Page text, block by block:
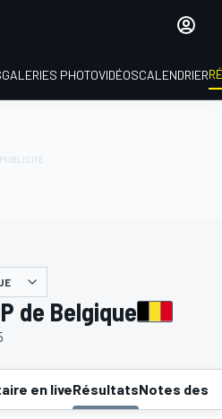
GALERIES PHOTOVIDÉOSCALENDRIER
de Belgique
en liveRésultatsNotes des